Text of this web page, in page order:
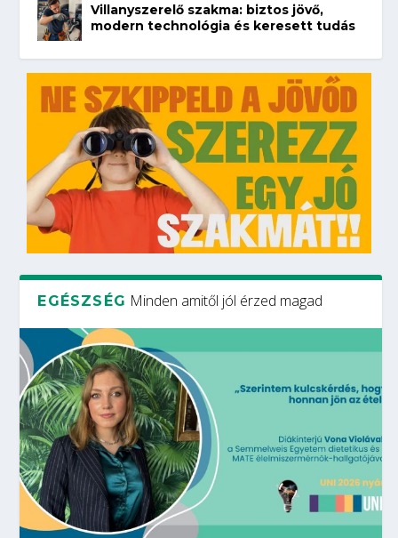
Villanyszerelő szakma: biztos jövő,
modern technológia és keresett tudás
EGÉSZSÉG Minden amitől jól érzed magad